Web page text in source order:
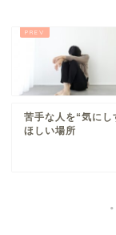
苦手な人を“気にし
ほしい場所